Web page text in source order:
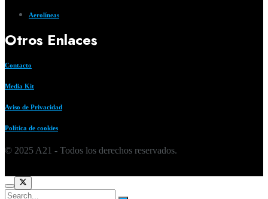
Aerolíneas
Otros Enlaces
Contacto
Media Kit
Aviso de Privacidad
Política de cookies
© 2025 A21 - Todos los derechos reservados.